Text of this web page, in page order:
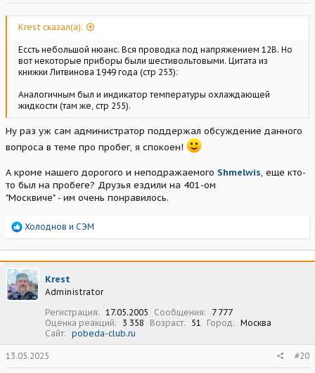
Krest сказал(а):
Ессть небольшой нюанс. Вся проводка под напряжением 12В. Но
вот некоторые приборы были шестивольтовыми. Цитата из
книжки Литвинова 1949 года (стр 253):
Аналогичным был и индикатор температуры охлаждающей
жидкости (там же, стр 255).
Ну раз уж сам администратор поддержал обсуждение данного
вопроса в теме про пробег, я спокоен!
А кроме нашего дорогого и неподражаемого Shmelwis, еще кто-
то был на пробеге? Друзья ездили на 401-ом
"Москвиче" - им очень понравилось.
Р
а
к
ц
и
и
Холоднов и СЭМ
Krest
Administrator
Регистрация
17.05.2005 Сообщения
7 777
Оценка реакций
3 358 Возраст 51 Город
Москва
Сайт
pobeda-club.ru
13.05.2025 #20